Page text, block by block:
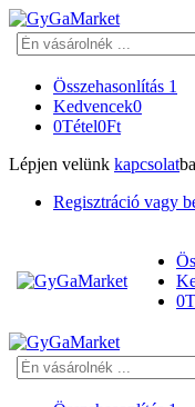
Keresés
Összehasonlítás 1
Kedvencek0
0Tétel0Ft
Lépjen velünk kapcsolat
Regisztráció vagy
0
Keresés